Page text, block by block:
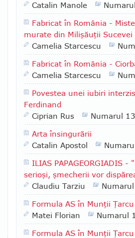
Catalin Manole
Fabricat în România -
murate din Milişăuţii Sucevei
Camelia Starcescu
Fabricat în România -
Camelia Starcescu
Povestea unei iubiri
Ferdinand
Ciprian Rus
Numarul
Arta însingurării
Catalin Apostol
ILIAS PAPAGEORGIADIS
serioşi, şmecherii vor
Claudiu Tarziu
Formula AS în Munţii
Matei Florian
Numarul
Formula AS în Munţii